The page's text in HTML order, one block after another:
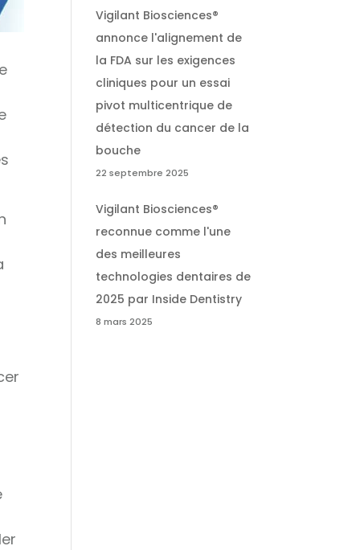
Vigilant Biosciences®
annonce l'alignement de
la FDA sur les exigences
cliniques pour un essai
pivot multicentrique de
détection du cancer de la
bouche
22 septembre 2025
Vigilant Biosciences®
reconnue comme l'une
des meilleures
technologies dentaires de
2025 par Inside Dentistry
8 mars 2025